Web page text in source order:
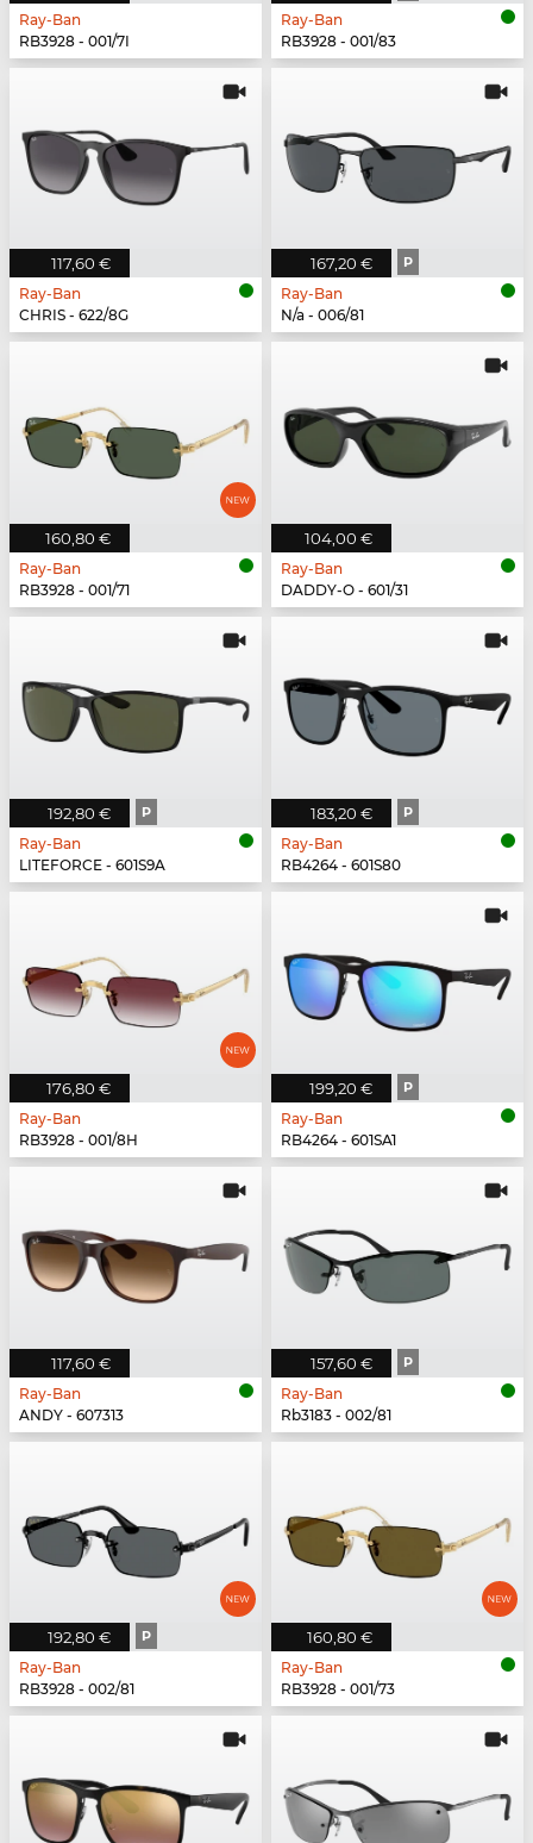
Ray-Ban
RB3928 - 001/7I
Ray-Ban
RB3928 - 001/83
117,60 €
Ray-Ban
CHRIS - 622/8G
167,20 € P
Ray-Ban
N/a - 006/81
160,80 €
Ray-Ban
RB3928 - 001/71
104,00 €
Ray-Ban
DADDY-O - 601/31
192,80 € P
Ray-Ban
LITEFORCE - 601S9A
183,20 € P
Ray-Ban
RB4264 - 601S80
176,80 €
Ray-Ban
RB3928 - 001/8H
199,20 € P
Ray-Ban
RB4264 - 601SA1
117,60 €
Ray-Ban
ANDY - 607313
157,60 € P
Ray-Ban
Rb3183 - 002/81
192,80 € P
Ray-Ban
RB3928 - 002/81
160,80 €
Ray-Ban
RB3928 - 001/73